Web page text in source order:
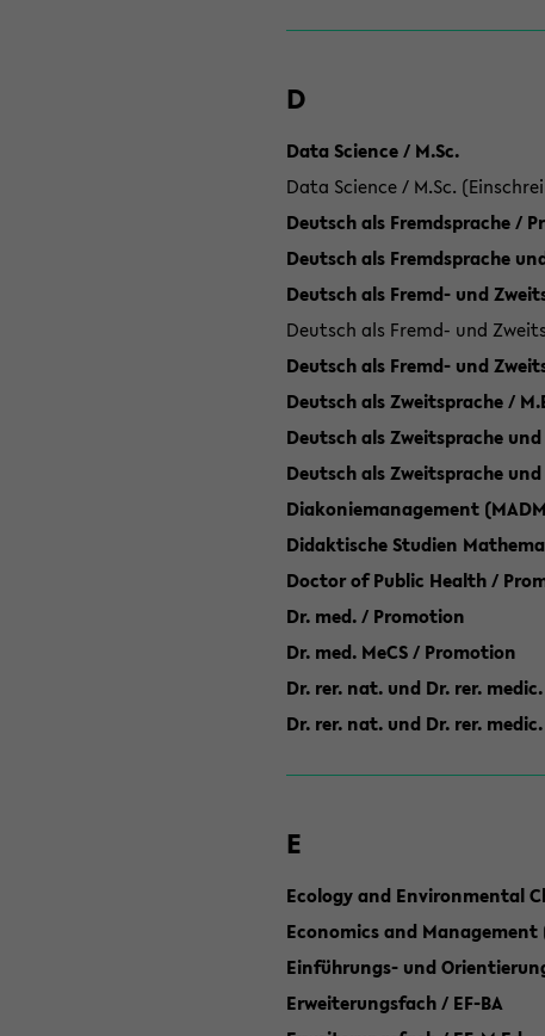
D
Data Science / M.Sc.
Data Science / M.Sc.
Deutsch als Fremdsprache /
Deutsch als Fremdsprache
Deutsch als Fremd- und
Deutsch als Fremd- und
Deutsch als Fremd- und
Deutsch als Zweitsprache /
Deutsch als Zweitsprache
Deutsch als Zweitsprache
Diakoniemanagement
Didaktische Studien
Doctor of Public Health /
Dr. med. / Promotion
Dr. med. MeCS / Promotion
Dr. rer. nat. und Dr. rer.
Dr. rer. nat. und Dr. rer.
E
Ecology and Environmental
Economics and Management
Einführungs- und
Erweiterungsfach / EF-BA